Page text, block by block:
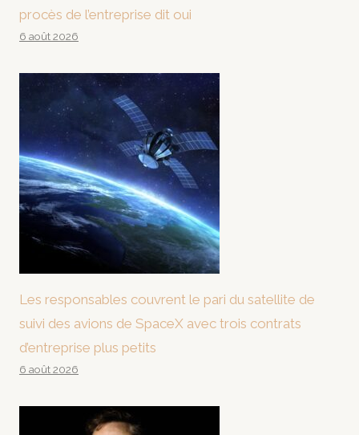
procès de l’entreprise dit oui
6 août 2026
Les responsables couvrent le pari du satellite de
suivi des avions de SpaceX avec trois contrats
d’entreprise plus petits
6 août 2026